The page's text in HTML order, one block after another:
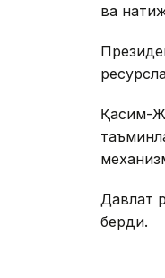
ва
Қасим-
Давлат
берди.